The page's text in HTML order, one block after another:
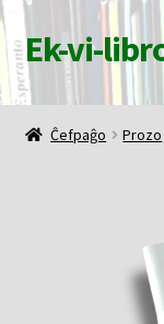
Pretersalti
al
navigado
Iri
rekte
al
la
enhavo
Ek-vi-
Ĉefpaĝo
Ĉefpaĝo Prozo